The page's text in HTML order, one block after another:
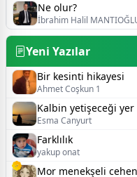
Ne olur?
İbrahim Halil
Yeni Yazılar
Bir kesinti hikayesi
Ahmet Coşkun 1
Kalbin yetişeceği yer
Esma Canyurt
Farklılık
yakup onat
Mor menekşeli